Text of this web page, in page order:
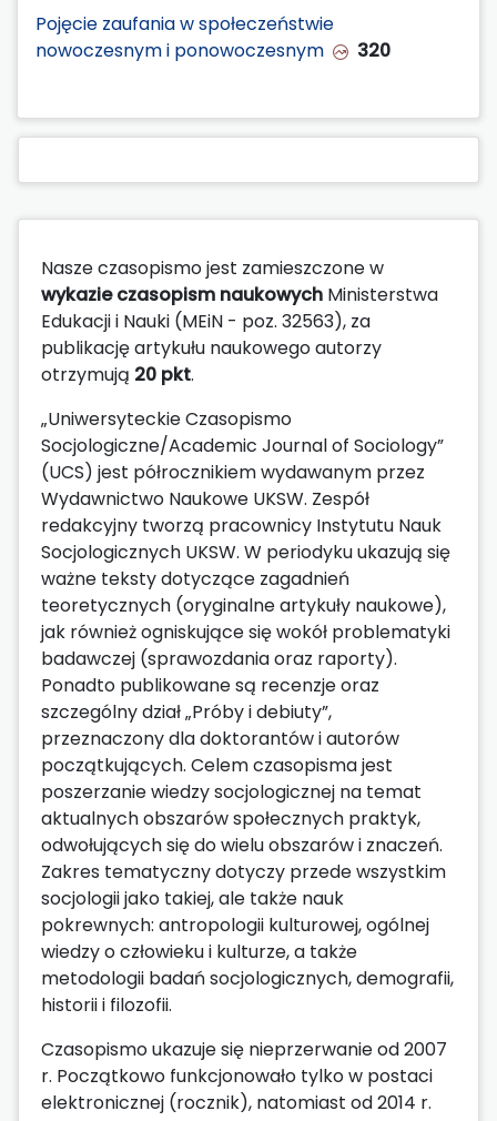
Pojęcie zaufania w społeczeństwie
nowoczesnym i ponowoczesnym
320
Nasze czasopismo jest zamieszczone w
wykazie czasopism naukowych Ministerstwa
Edukacji i Nauki (MEiN - poz. 32563), za
publikację artykułu naukowego autorzy
otrzymują 20 pkt.
„Uniwersyteckie Czasopismo
Socjologiczne/Academic Journal of Sociology”
(UCS) jest półrocznikiem wydawanym przez
Wydawnictwo Naukowe UKSW. Zespół
redakcyjny tworzą pracownicy Instytutu Nauk
Socjologicznych UKSW. W periodyku ukazują się
ważne teksty dotyczące zagadnień
teoretycznych (oryginalne artykuły naukowe),
jak również ogniskujące się wokół problematyki
badawczej (sprawozdania oraz raporty).
Ponadto publikowane są recenzje oraz
szczególny dział „Próby i debiuty”,
przeznaczony dla doktorantów i autorów
początkujących. Celem czasopisma jest
poszerzanie wiedzy socjologicznej na temat
aktualnych obszarów społecznych praktyk,
odwołujących się do wielu obszarów i znaczeń.
Zakres tematyczny dotyczy przede wszystkim
socjologii jako takiej, ale także nauk
pokrewnych: antropologii kulturowej, ogólnej
wiedzy o człowieku i kulturze, a także
metodologii badań socjologicznych, demografii,
historii i filozofii.
Czasopismo ukazuje się nieprzerwanie od 2007
r. Początkowo funkcjonowało tylko w postaci
elektronicznej (rocznik), natomiast od 2014 r.